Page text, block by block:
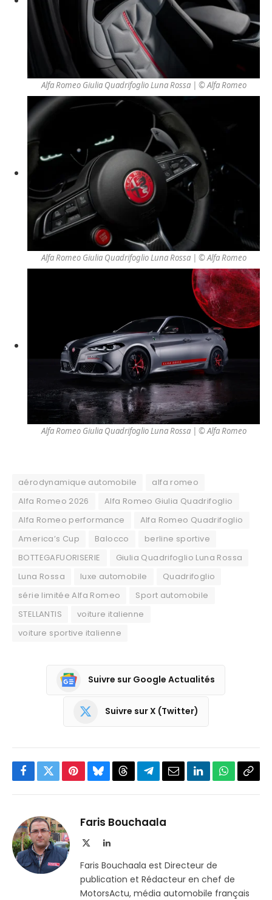
Alfa Romeo Giulia Quadrifoglio Luna Rossa | © Alfa Romeo
Alfa Romeo Giulia Quadrifoglio Luna Rossa | © Alfa Romeo
Alfa Romeo Giulia Quadrifoglio Luna Rossa | © Alfa Romeo
aérodynamique automobile
alfa romeo
Alfa Romeo 2026
Alfa Romeo Giulia Quadrifoglio
Alfa Romeo performance
Alfa Romeo Quadrifoglio
America’s Cup
Balocco
berline sportive
BOTTEGAFUORISERIE
Giulia Quadrifoglio Luna Rossa
Luna Rossa
luxe automobile
Quadrifoglio
série limitée Alfa Romeo
Sport automobile
STELLANTIS
voiture italienne
voiture sportive italienne
Suivre sur Google Actualités
Suivre sur X (Twitter)
Facebook
TwitterPinterestBlueskyThreadsPartager
Telegram
EmailLinkedInWhatsApp
Faris Bouchaala
LinkedIn
Faris Bouchaala est Directeur de
publication et Rédacteur en chef de
MotorsActu, média automobile français